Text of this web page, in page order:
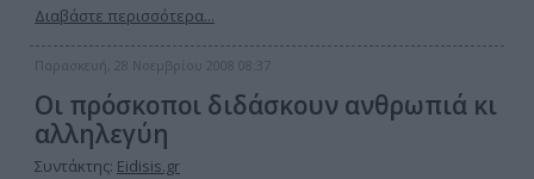
Διαβάστε περισσότερα...
Παρασκευή, 28 Νοεμβρίου 2008 08:37
Οι πρόσκοποι διδάσκουν ανθρωπιά κι
αλληλεγύη
Συντάκτης: Eidisis.gr